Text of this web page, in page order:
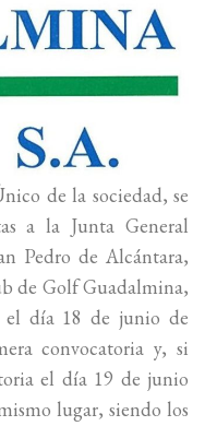
de la sociedad, se
a la Junta General
Pedro de Alcántara,
de Golf Guadalmina,
el día 18 de junio de
convocatoria y, si
el día 19 de junio
lugar, siendo los